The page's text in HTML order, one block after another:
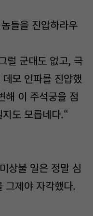
들을 진압하라우
럴 군대도 없고, 극
모 인파를 진압했
해 이 주석궁을 점
도 모릅네다.“
상불 일은 정말 심
그제야 자각했다.